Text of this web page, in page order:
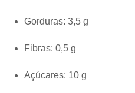
Gorduras: 3,5 g
Fibras: 0,5 g
Açúcares: 10 g